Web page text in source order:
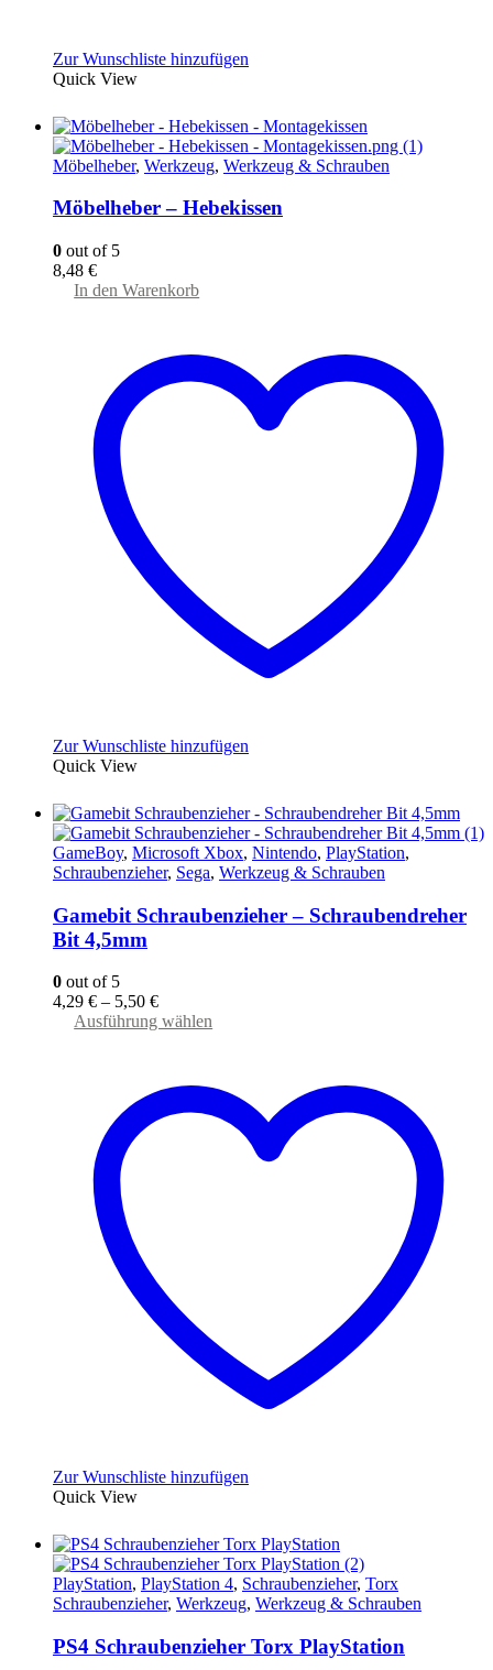
Zur Wunschliste hinzufügen
Quick View
Möbelheber, Werkzeug, Werkzeug & Schrauben
Möbelheber – Hebekissen
0 out of 5
8,48 €
In den Warenkorb
Zur Wunschliste hinzufügen
Quick View
GameBoy, Microsoft Xbox, Nintendo, PlayStation,
Schraubenzieher, Sega, Werkzeug & Schrauben
Gamebit Schraubenzieher – Schraubendreher
Bit 4,5mm
0 out of 5
4,29 € – 5,50 €
Ausführung wählen
Varianten
auf.
Die
Optionen
Zur Wunschliste hinzufügen
Quick View
PlayStation, PlayStation 4, Schraubenzieher, Torx
Schraubenzieher, Werkzeug, Werkzeug & Schrauben
PS4 Schraubenzieher Torx PlayStation